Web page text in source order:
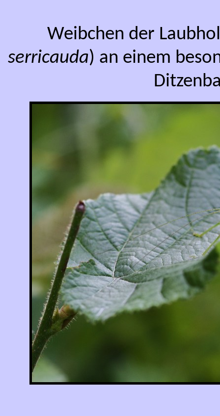
Weibchen der
serricauda) an einem